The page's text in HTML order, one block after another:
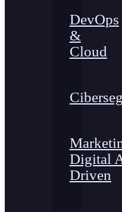
DevOps
&
Cloud
Digital
Driven